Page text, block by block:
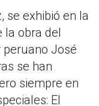
la obra del
peruano José
se han
siempre en
El